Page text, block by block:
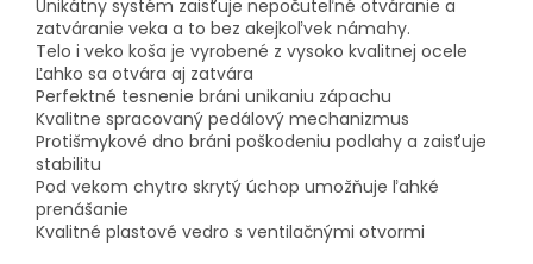
Unikátny systém zaisťuje nepočuteľné otváranie a
zatváranie veka a to bez akejkoľvek námahy.
Telo i veko koša je vyrobené z vysoko kvalitnej ocele
Ľahko sa otvára aj zatvára
Perfektné tesnenie bráni unikaniu zápachu
Kvalitne spracovaný pedálový mechanizmus
Protišmykové dno bráni poškodeniu podlahy a zaisťuje
stabilitu
Pod vekom chytro skrytý úchop umožňuje ľahké
prenášanie
Kvalitné plastové vedro s ventilačnými otvormi